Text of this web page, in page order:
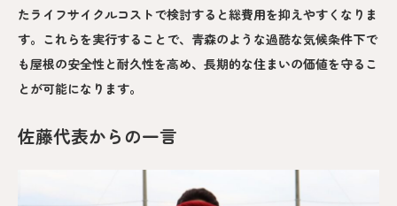
たライフサイクルコストで検討すると総費用を抑えやすくなりま
す。これらを実行することで、青森のような過酷な気候条件下で
も屋根の安全性と耐久性を高め、長期的な住まいの価値を守るこ
とが可能になります。
佐藤代表からの一言